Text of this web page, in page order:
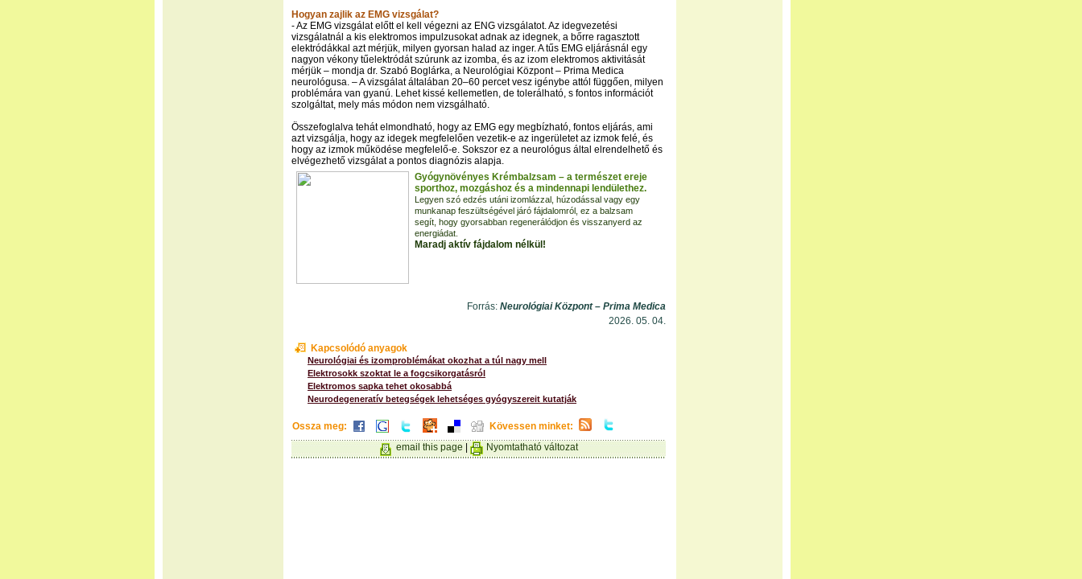
Hogyan zajlik az EMG vizsgálat?
- Az EMG vizsgálat előtt el kell végezni az ENG vizsgálatot. Az idegvezetési
vizsgálatnál a kis elektromos impulzusokat adnak az idegnek, a bőrre ragasztott
elektródákkal azt mérjük, milyen gyorsan halad az inger. A tűs EMG eljárásnál egy
nagyon vékony tűelektródát szúrunk az izomba, és az izom elektromos aktivitását
mérjük – mondja dr. Szabó Boglárka, a Neurológiai Központ – Prima Medica
neurológusa. – A vizsgálat általában 20–60 percet vesz igénybe attól függően, milyen
problémára van gyanú. Lehet kissé kellemetlen, de tolerálható, s fontos információt
szolgáltat, mely más módon nem vizsgálható.
Összefoglalva tehát elmondható, hogy az EMG egy megbízható, fontos eljárás, ami
azt vizsgálja, hogy az idegek megfelelően vezetik-e az ingerületet az izmok felé, és
hogy az izmok működése megfelelő-e. Sokszor ez a neurológus által elrendelhető és
elvégezhető vizsgálat a pontos diagnózis alapja.
Gyógynövényes Krémbalzsam – a természet ereje
sporthoz, mozgáshoz és a mindennapi lendülethez.
Legyen szó edzés utáni izomlázzal, húzodással vagy egy
munkanap feszültségével járó fájdalomról, ez a balzsam
segít, hogy gyorsabban regenerálódjon és visszanyerd az
energiádat.
Maradj aktív fájdalom nélkül!
Forrás: Neurológiai Központ – Prima Medica
2026. 05. 04.
Kapcsolódó anyagok
Neurológiai és izomproblémákat okozhat a túl nagy mell
Elektrosokk szoktat le a fogcsikorgatásról
Elektromos sapka tehet okosabbá
Neurodegeneratív betegségek lehetséges gyógyszereit kutatják
Ossza meg:
Kövessen minket:
email this page| Nyomtatható változat